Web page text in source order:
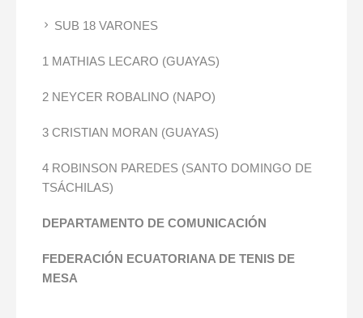
SUB 18 VARONES
1 MATHIAS LECARO (GUAYAS)
2 NEYCER ROBALINO (NAPO)
3 CRISTIAN MORAN (GUAYAS)
4 ROBINSON PAREDES (SANTO DOMINGO DE
TSÁCHILAS)
DEPARTAMENTO DE COMUNICACIÓN
FEDERACIÓN ECUATORIANA DE TENIS DE
MESA